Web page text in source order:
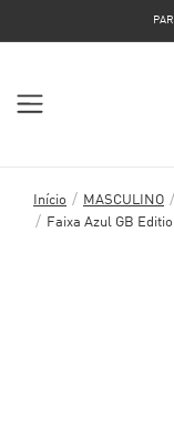
Início / MASCULINO /
/ Faixa Azul GB